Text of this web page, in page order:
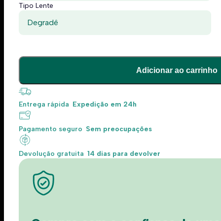
Tipo Lente
Degradê
Adicionar ao carrinho
Entrega rápida Expedição em 24h
Pagamento seguro Sem preocupações
Devolução gratuita 14 dias para devolver